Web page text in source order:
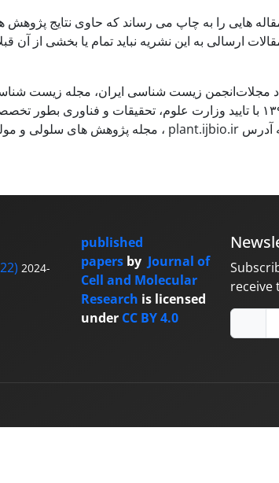
هایی را به چاپ می رساند که حاوی نتایج
ارسالی به این نشریه نباید تمام یا بخشی از
انجمن زیست شناسی ایران، مجله زیست شناسی ایران را از سال ۱۳۷۴ بصورتمجلات
فصلنامه زیست شناسی ایران از سال ۱۳۹۲ با تایید وزارت علوم،
آدرس plant.ijbio.ir ، مجله پژوهش های سلولی و
2024-
published
papers by Journal of
Cell and Molecular
Research is licensed
under CC BY 4.0
receive